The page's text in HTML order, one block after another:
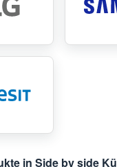
in Side by side